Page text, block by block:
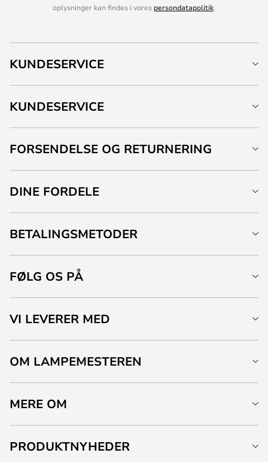
oplysninger kan findes i vores persondatapolitik.
KUNDESERVICE
KUNDESERVICE
FORSENDELSE OG RETURNERING
DINE FORDELE
BETALINGSMETODER
FØLG OS PÅ
VI LEVERER MED
OM LAMPEMESTEREN
MERE OM
PRODUKTNYHEDER